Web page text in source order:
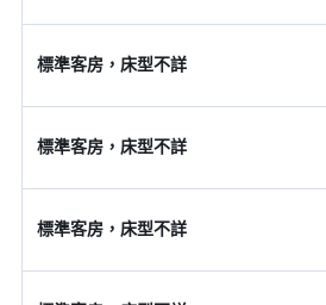
標準客房，床型不詳
標準客房，床型不詳
標準客房，床型不詳